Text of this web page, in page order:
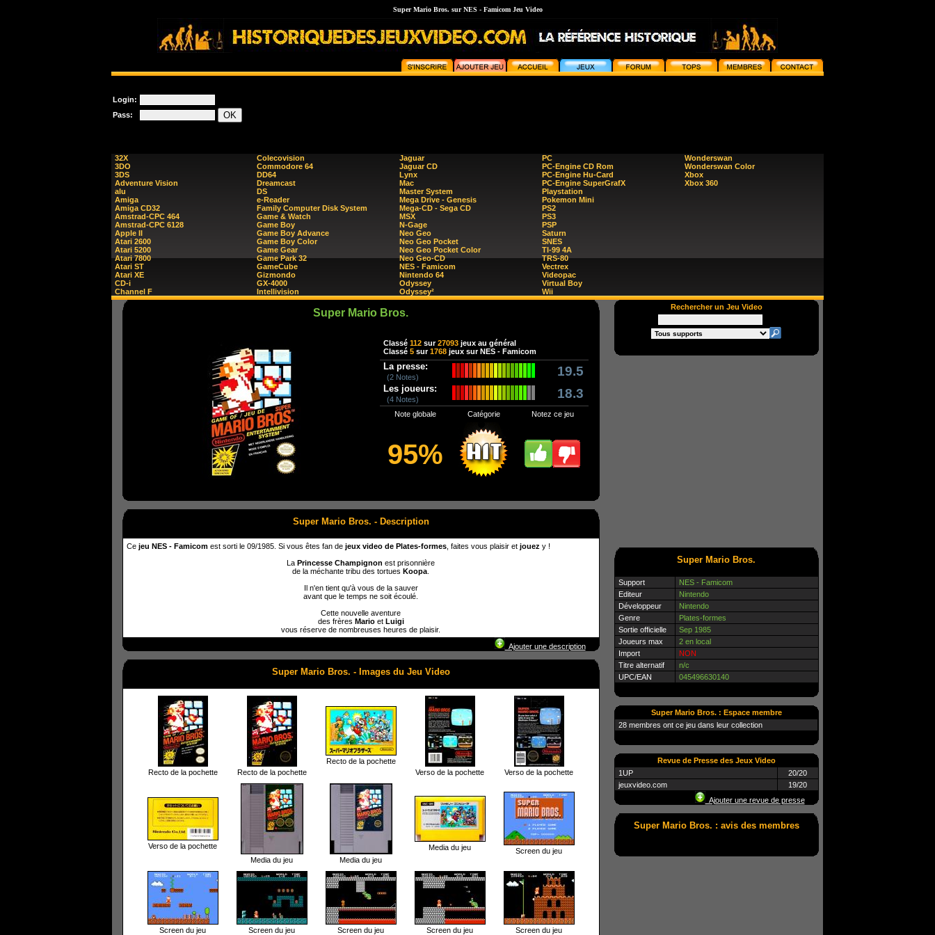
Super Mario Bros. sur NES - Famicom Jeu Video
Login:
Pass:
32X
3DO
3DS
Adventure Vision
alu
Amiga
Amiga CD32
Amstrad-CPC 464
Amstrad-CPC 6128
Apple II
Atari 2600
Atari 5200
Atari 7800
Atari ST
Atari XE
CD-i
Channel F
Colecovision
Commodore 64
DD64
Dreamcast
DS
e-Reader
Family Computer Disk System
Game & Watch
Game Boy
Game Boy Advance
Game Boy Color
Game Gear
Game Park 32
GameCube
Gizmondo
GX-4000
Intellivision
Jaguar
Jaguar CD
Lynx
Mac
Master System
Mega Drive - Genesis
Mega-CD - Sega CD
MSX
N-Gage
Neo Geo
Neo Geo Pocket
Neo Geo Pocket Color
Neo Geo-CD
NES - Famicom
Nintendo 64
Odyssey
Odyssey²
PC
PC-Engine CD Rom
PC-Engine Hu-Card
PC-Engine SuperGrafX
Playstation
Pokemon Mini
PS2
PS3
PSP
Saturn
SNES
TI-99 4A
TRS-80
Vectrex
Videopac
Virtual Boy
Wii
Wonderswan
Wonderswan Color
Xbox
Xbox 360
Super Mario Bros.
Classé 112sur27093jeux au général
Classé 5sur1768jeux sur NES - Famicom
La presse:
(2 Notes) 19.5
Les joueurs:
(4 Notes) 18.3
Note globale Catégorie Notez ce jeu
95%
Super Mario Bros. - Description
Ce jeu NES - Famicomest sorti le 09/1985. Si vous êtes fan de jeux video de Plates-formes, faites vous plaisir et jouez y !
La Princesse Champignon est prisonnière
de la méchante tribu des tortues Koopa
Il n'en tient qu'à vous de la sauver
avant que le temps ne soit écoulé.
Cette nouvelle aventure
des frères Marioet Luigi
vous réserve de nombreuses heures de plaisir.
Ajouter une description
Super Mario Bros. - Images du Jeu Video
Recto de la pochette Recto de la pochette
Recto de la pochette
Verso de la pochette
Verso de la pochette
Verso de la pochette
Media du jeu
Media du jeu
Media du jeu Screen du jeu
Screen du jeu Screen du jeu Screen du jeu Screen du jeu Screen du jeu
Rechercher un Jeu Video
Super Mario Bros.
Support
NES - Famicom
Editeur
Nintendo
Développeur
Nintendo
Genre
Plates-formes
Sortie officielle
Sep 1985
Joueurs max
2 en local
Import
NON
Titre alternatif
n/c
UPC/EAN
045496630140
Super Mario Bros. : Espace membre
28 membres ont ce jeu dans leur collection
Revue de Presse des Jeux Video
1UP
20/20
jeuxvideo.com
19/20
Ajouter une revue de presse
Super Mario Bros. : avis des membres